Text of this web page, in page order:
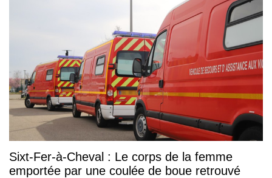
Sixt-Fer-à-Cheval : Le corps de la femme
emportée par une coulée de boue retrouvé